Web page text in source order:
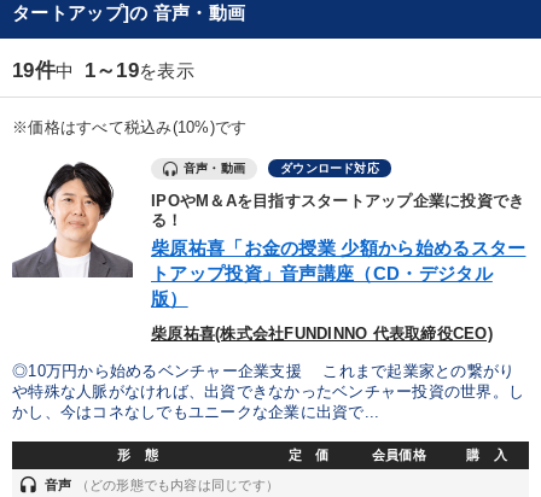
mic 講演収録物を探す
ます
カテゴリー
優秀各社の智恵と戦略 事業家のロマンと経営
若手異才経営者の発想 専門家のアドバイス
リーダーの器量を学ぶ
テーマ
2026年夏季全国経営者セミナー収録講演ＣＤ・講演ＤＶＤ・デジ
タル版（音声／動画ストリーミング・ダウンロード）
タートアップ]の 音声・動画
19件中 1～19を表示
※価格はすべて税込み(10%)です
音声・動画 ダウンロード対応
IPOやM＆Aを目指すスタートアップ企業に投資でき
る！
柴原祐喜「お金の授業 少額から始めるスター
トアップ投資」音声講座（CD・デジタル
版）
柴原祐喜(株式会社FUNDINNO 代表取締役CEO)
◎10万円から始めるベンチャー企業支援 これまで起業家との繋がり
や特殊な人脈がなければ、出資できなかったベンチャー投資の世界。し
かし、今はコネなしでもユニークな企業に出資で...
形 態 定 価 会員価格 購 入
headset 音声 （どの形態でも内容は同じです）